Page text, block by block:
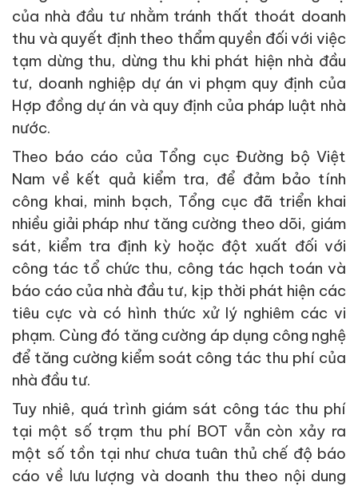
của nhà đầu tư nhằm tránh thất thoát doanh
thu và quyết định theo thẩm quyền đối với việc
tạm dừng thu, dừng thu khi phát hiện nhà đầu
tư, doanh nghiệp dự án vi phạm quy định của
Hợp đồng dự án và quy định của pháp luật nhà
nước.
Theo báo cáo của Tổng cục Đường bộ Việt
Nam về kết quả kiểm tra, để đảm bảo tính
công khai, minh bạch, Tổng cục đã triển khai
nhiều giải pháp như tăng cường theo dõi, giám
sát, kiểm tra định kỳ hoặc đột xuất đối với
công tác tổ chức thu, công tác hạch toán và
báo cáo của nhà đầu tư, kịp thời phát hiện các
tiêu cực và có hình thức xử lý nghiêm các vi
phạm. Cùng đó tăng cường áp dụng công nghệ
để tăng cường kiểm soát công tác thu phí của
nhà đầu tư.
Tuy nhiê, quá trình giám sát công tác thu phí
tại một số trạm thu phí BOT vẫn còn xảy ra
một số tồn tại như chưa tuân thủ chế độ báo
cáo về lưu lượng và doanh thu theo nội dung